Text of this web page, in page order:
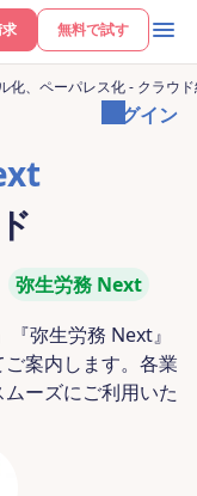
無料で試す
化、ペーパレス化 - クラウ
ログイン
弥生労務 Next
弥生労務 Next』
案内します。各業
ーズにご利用いた